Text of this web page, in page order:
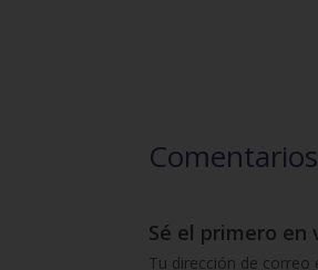
Comentarios
Sé el primero en
Tu dirección de correo